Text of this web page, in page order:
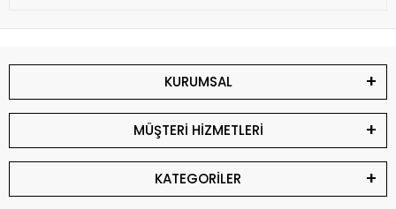
4. Yıldız Meyvesi Fidanı Ne Kadar Sürede Meyve
5. Yıldız Meyvesi Fidanı Hangi Aralıklarla
Dikilmelidir?
6. Yıldız Meyvesi Fidanı Kaç Yıl Meyve Verir?
7. Yıldız Meyvesi Fidanı Nasıl Sulanmalıdır?
KURUMSAL
MÜŞTERİ HİZMETLERİ
KATEGORİLER